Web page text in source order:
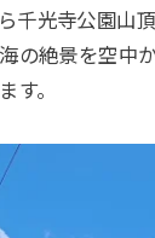
光寺公園山
絶景を空中
す。